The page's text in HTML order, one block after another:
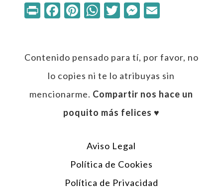
PrintFacebook
Pinterest
WhatsApp
Twitter
Messenger
Email
Contenido pensado para tí, por favor, no
lo copies ni te lo atribuyas sin
mencionarme. Compartir nos hace un
poquito más felices ♥︎
Aviso Legal
Política de Cookies
Política de Privacidad